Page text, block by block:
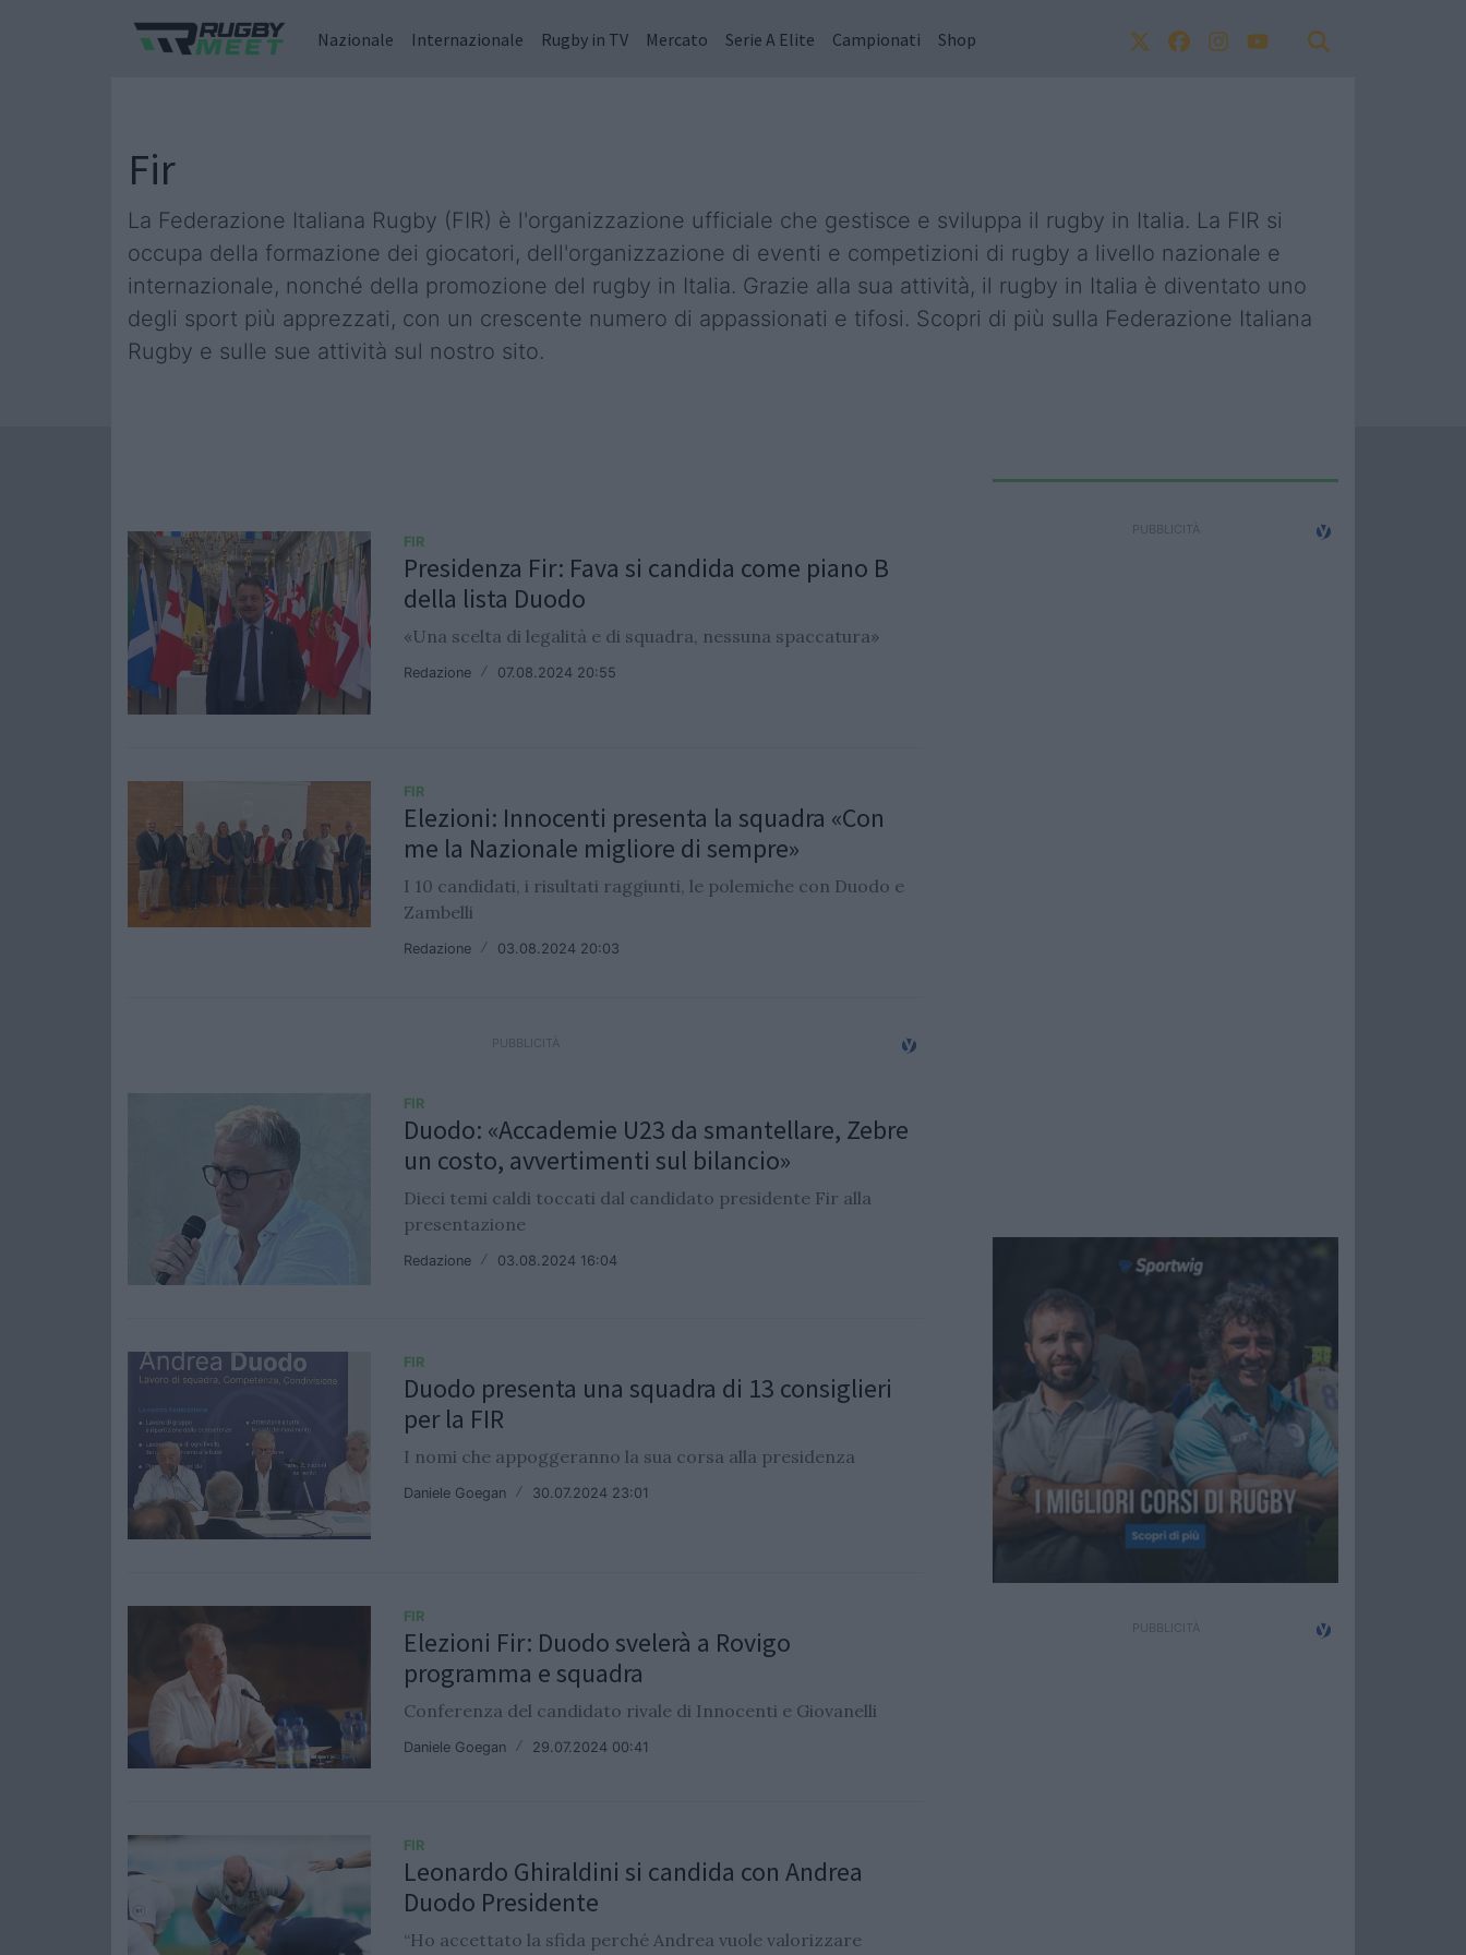
Nazionale Internazionale Rugby in TV Mercato Serie A Elite Campionati Shop
Fir
La Federazione Italiana Rugby (FIR) è l'organizzazione ufficiale che gestisce e sviluppa il rugby in Italia. La FIR si
occupa della formazione dei giocatori, dell'organizzazione di eventi e competizioni di rugby a livello nazionale e
internazionale, nonché della promozione del rugby in Italia. Grazie alla sua attività, il rugby in Italia è diventato uno
degli sport più apprezzati, con un crescente numero di appassionati e tifosi. Scopri di più sulla Federazione Italiana
Rugby e sulle sue attività sul nostro sito.
FIR
Presidenza Fir: Fava si candida come piano B
della lista Duodo
«Una scelta di legalità e di squadra, nessuna spaccatura»
Redazione / 07.08.2024 20:55
FIR
Elezioni: Innocenti presenta la squadra «Con
me la Nazionale migliore di sempre»
I 10 candidati, i risultati raggiunti, le polemiche con Duodo e
Zambelli
Redazione / 03.08.2024 20:03
FIR
Duodo: «Accademie U23 da smantellare, Zebre
un costo, avvertimenti sul bilancio»
Dieci temi caldi toccati dal candidato presidente Fir alla
presentazione
Redazione / 03.08.2024 16:04
FIR
Duodo presenta una squadra di 13 consiglieri
per la FIR
I nomi che appoggeranno la sua corsa alla presidenza
Daniele Goegan / 30.07.2024 23:01
FIR
Elezioni Fir: Duodo svelerà a Rovigo
programma e squadra
Conferenza del candidato rivale di Innocenti e Giovanelli
Daniele Goegan / 29.07.2024 00:41
FIR
Leonardo Ghiraldini si candida con Andrea
Duodo Presidente
“Ho accettato la sfida perché Andrea vuole valorizzare